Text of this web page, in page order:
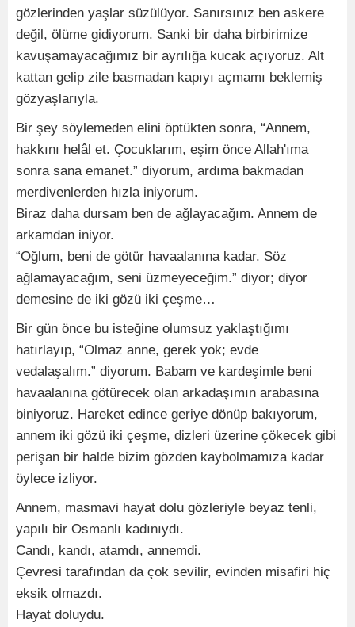
gözlerinden yaşlar süzülüyor. Sanırsınız ben askere
değil, ölüme gidiyorum. Sanki bir daha birbirimize
kavuşamayacağımız bir ayrılığa kucak açıyoruz. Alt
kattan gelip zile basmadan kapıyı açmamı beklemiş
gözyaşlarıyla.
Bir şey söylemeden elini öptükten sonra, “Annem,
hakkını helâl et. Çocuklarım, eşim önce Allah'ıma
sonra sana emanet.” diyorum, ardıma bakmadan
merdivenlerden hızla iniyorum.
Biraz daha dursam ben de ağlayacağım. Annem de
arkamdan iniyor.
“Oğlum, beni de götür havaalanına kadar. Söz
ağlamayacağım, seni üzmeyeceğim.” diyor; diyor
demesine de iki gözü iki çeşme…
Bir gün önce bu isteğine olumsuz yaklaştığımı
hatırlayıp, “Olmaz anne, gerek yok; evde
vedalaşalım.” diyorum. Babam ve kardeşimle beni
havaalanına götürecek olan arkadaşımın arabasına
biniyoruz. Hareket edince geriye dönüp bakıyorum,
annem iki gözü iki çeşme, dizleri üzerine çökecek gibi
perişan bir halde bizim gözden kaybolmamıza kadar
öylece izliyor.
Annem, masmavi hayat dolu gözleriyle beyaz tenli,
yapılı bir Osmanlı kadınıydı.
Candı, kandı, atamdı, annemdi.
Çevresi tarafından da çok sevilir, evinden misafiri hiç
eksik olmazdı.
Hayat doluydu.